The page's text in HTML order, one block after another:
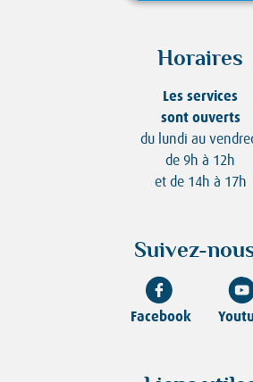
Horaires
Les services
sont ouverts
du lundi au
de 9h à 12h
et de 14h à 17h
Suivez-
Facebook